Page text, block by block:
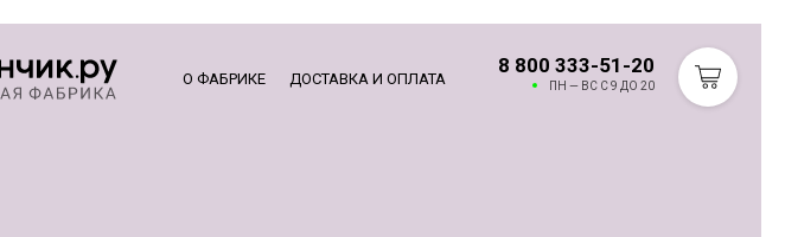
О ФАБРИКЕ ДОСТАВКА И ОПЛАТА
8 800 333-51-20
ПН — ВС С 9 ДО 20